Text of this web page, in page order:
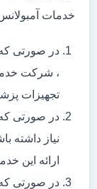
خدمات
در صورتی که
، شرکت
تجهیزات
در صورتی
نیاز داشته
ارائه این
در صورتی